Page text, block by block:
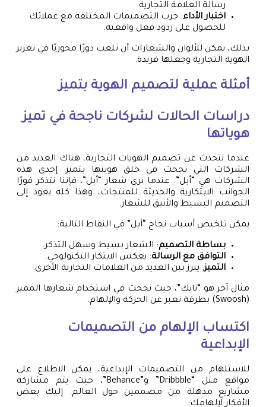
رسالة العلامة التجارية.
اختبار الأداء: جرب التصميمات المختلفة مع عملائك
للحصول على ردود فعل واقعية.
بذلك، يمكن للألوان والشعارات أن تلعب دورًا محوريًا في تعزيز
الهوية التجارية وجعلها فريدة.
أمثلة عملية لتصميم الهوية بتميز
دراسات الحالات لشركات ناجحة في تميز
هوياتها
عندما نتحدث عن تصميم الهويات التجارية، هناك العديد من
الشركات التي نجحت في خلق هويتها بتميز. إحدى هذه
الشركات هي “أبل”. عندما نرى شعار “أبل”، فإننا نتذكر فورًا
الجوانب الابتكارية والحديثة للمنتجات، وهذا كله يعود إلى
التصميم البسيط والأنيق للشعار.
يمكن تلخيص أسباب نجاح “أبل” في النقاط التالية:
بساطة التصميم: الشعار بسيط وسهل التذكر.
التوافق مع الرسالة: يعكس الابتكار التكنولوجي.
التميز: يبرز بين العديد من العلامات التجارية الأخرى.
مثال آخر هو “نايك”، حيث نجحت في استخدام شعارها المميز
(Swoosh) بطرقة تعبر عن الحركة والإلهام.
اكتساب الإلهام من التصميمات
الإبداعية
للاستلهام من التصميمات الإبداعية، يمكن الاطلاع على
مواقع مثل “Dribbble” و”Behance”، حيث يتم مشاركة
مشاريع مذهلة من مصممين حول العالم. إليك بعض
الأفكار لإلهامك: